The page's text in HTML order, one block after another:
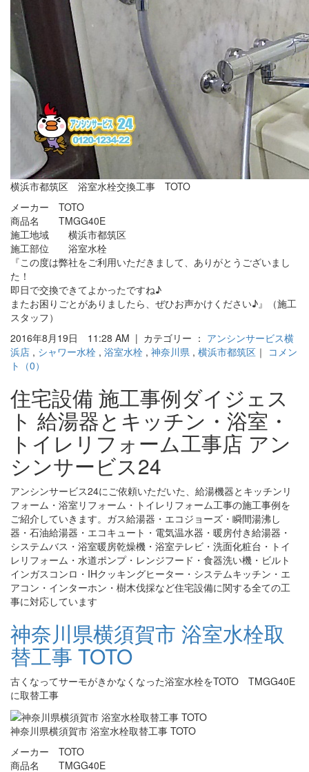
横浜市都筑区 浴室水栓交換工事 TOTO
メーカー TOTO
商品名 TMGG40E
施工地域 横浜市都筑区
施工部位 浴室水栓
『この度は弊社をご利用いただきまして、ありがとうございまし
た！
即日で交換できてよかったですね♪
またお困りごとがありましたら、ぜひお声かけください♪』（施工
スタッフ）
2016年8月19日 11:28 AM | カテゴリー ： アンシンサービス横
浜店 , シャワー水栓 , 浴室水栓 , 神奈川県 , 横浜市都筑区 ｜ コメン
ト（0）
住宅設備 施工事例ダイジェス
ト 給湯器とキッチン・浴室・
トイレリフォーム工事店 アン
シンサービス24
アンシンサービス24にご依頼いただいた、給湯機器とキッチンリ
フォーム・浴室リフォーム・トイレリフォーム工事の施工事例を
ご紹介していきます。ガス給湯器・エコジョーズ・瞬間湯沸し
器・石油給湯器・エコキュート・電気温水器・暖房付き給湯器・
システムバス・浴室暖房乾燥機・浴室テレビ・洗面化粧台・トイ
レリフォーム・水道ポンプ・レンジフード・食器洗い機・ビルト
インガスコンロ・IHクッキングヒーター・システムキッチン・エ
アコン・インターホン・樹木伐採など住宅設備に関する全ての工
事に対応しています
神奈川県横須賀市 浴室水栓取
替工事 TOTO
古くなってサーモがきかなくなった浴室水栓をTOTO TMGG40E
に取替工事
神奈川県横須賀市 浴室水栓取替工事 TOTO
メーカー TOTO
商品名 TMGG40E